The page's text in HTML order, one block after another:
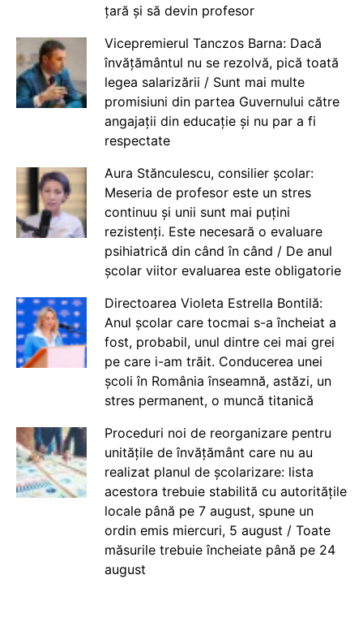
țară și să devin profesor
Vicepremierul Tanczos Barna: Dacă
învățământul nu se rezolvă, pică toată
legea salarizării / Sunt mai multe
promisiuni din partea Guvernului către
angajații din educație și nu par a fi
respectate
Aura Stănculescu, consilier școlar:
Meseria de profesor este un stres
continuu și unii sunt mai puțini
rezistenți. Este necesară o evaluare
psihiatrică din când în când / De anul
școlar viitor evaluarea este obligatorie
Directoarea Violeta Estrella Bontilă:
Anul școlar care tocmai s-a încheiat a
fost, probabil, unul dintre cei mai grei
pe care i-am trăit. Conducerea unei
școli în România înseamnă, astăzi, un
stres permanent, o muncă titanică
Proceduri noi de reorganizare pentru
unitățile de învățământ care nu au
realizat planul de școlarizare: lista
acestora trebuie stabilită cu autoritățile
locale până pe 7 august, spune un
ordin emis miercuri, 5 august / Toate
măsurile trebuie încheiate până pe 24
august